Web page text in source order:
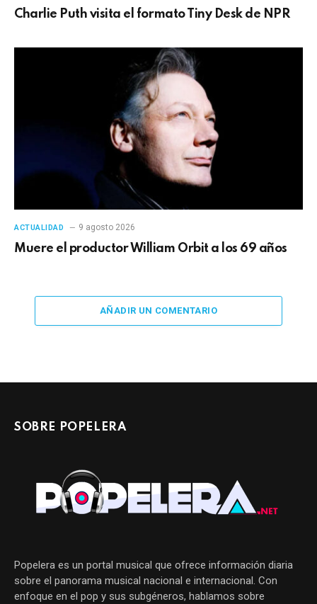
Charlie Puth visita el formato Tiny Desk de NPR
ACTUALIDAD 9 agosto 2026
Muere el productor William Orbit a los 69 años
AÑADIR UN COMENTARIO
SOBRE POPELERA
Popelera es un portal musical que ofrece información diaria
sobre el panorama musical nacional e internacional. Con
enfoque en el pop y sus subgéneros, hablamos sobre